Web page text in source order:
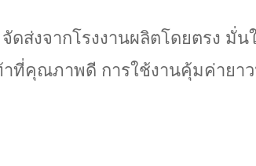
ดส่งจากโรงงานผลิตโดยตรง มั่น
าที่คุณภาพดี การใช้งานคุ้มค่ายา